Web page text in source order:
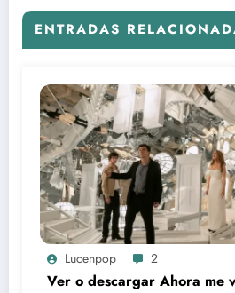
ENTRADAS
Lucenpop 2
Ver o descargar Ahora me